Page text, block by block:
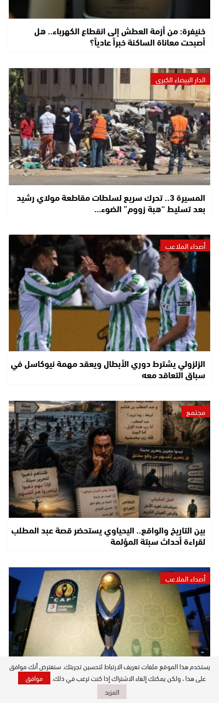
خنيفرة: من أزمة العطش إلى انقطاع الكهرباء.. هل
أصبحت معاناة الساكنة خبراً عادياً؟
الدار البيضاء الكبرى
المسيرة 3.. تحرك سريع لسلطات مقاطعة مولاي رشيد
بعد تسليط “هبة زووم” الضوء…
أصداء الملاعب
الزلزولي يشترط دوري الأبطال ويعقد مهمة نيوكاسل في
سباق التعاقد معه
مجتمع
بين التاريخ والواقع.. اليحياوي يستحضر قصة عبد المطلب
لقراءة أحداث سبتة المؤلمة
أصداء الملاعب
الكاف يحسم اليوم في ملفات استراتيجية قبل قرعة
يستخدم هذا الموقع ملفات تعريف الارتباط لتحسين تجربتك. سنفترض أنك موافق
على هذا ، ولكن يمكنك إلغاء الاشتراك إذا كنت ترغب في ذلك.
موافق
المزيد